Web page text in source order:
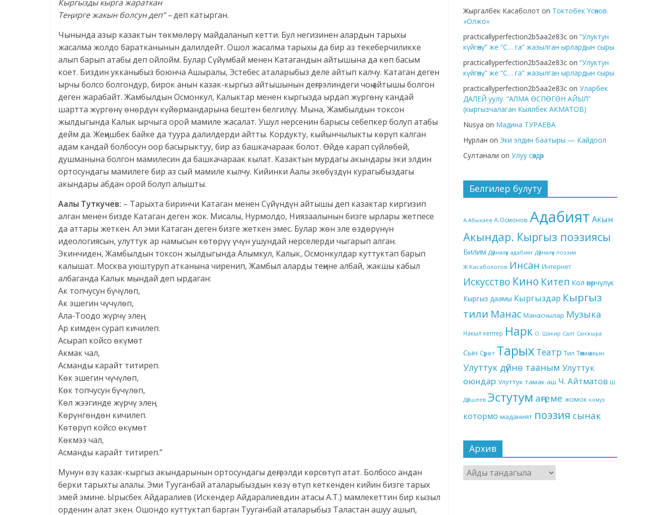
Кыргызды кырга жараткан
Теңирге жакын болсун деп” –деп катырган.
Чынында азыр казактын төкмөлөрү майдаланып кетти. Бул негизинен алардын тарыхы
жасалма жолдо баратканынын далилдейт. Ошол жасалма тарыхы да бир аз текеберчиликке
алып барып атабы деп ойлойм. Булар Сүйүмбай менен Катагандын айтышына да көп басым
коет. Биздин укканыбыз боюнча Ашыралы, Эстебес аталарыбыз деле айтып калчу. Катаган деген
ырчы болсо болгондур, бирок анын казак-кыргыз айтышынын деңгээлиндеги чоң айтышы болгон
деген жарабайт. Жамбылдын Осмонкул, Калыктар менен кыргызда ырдап жүргөнү кандай
шартта жүргөнү өнөрдүн күйөрмандарына бештен белгилүү. Мына, Жамбылдын токсон
жылдыгында Калык ырчыга орой мамиле жасалат. Ушул нерсенин барысы себепкер болуп атабы
дейм да. Жеңишбек байке да туура далилдерди айтты. Кордукту, кыйынчылыкты көрүп калган
адам кандай болбосун оор басырыктуу, бир аз башкачараак болот. Өйдө карап сүйлөбөй,
душманына болгон мамилесин да башкачараак кылат. Казактын мурдагы акындары эки элдин
ортосундагы мамилеге бир аз сый мамиле кылчу. Кийинки Аалы экөбүздүн курагыбыздагы
акындары абдан орой болуп алышты.
Аалы Туткучев: – Тарыхта биринчи Катаган менен Сүйүндүн айтышы деп казактар киргизип
алган менен бизде Катаган деген жок. Мисалы, Нурмолдо, Ниязаалынын бизге ырлары жетпесе
да аттары жеткен. Ал эми Катаган деген бизге жеткен эмес. Булар жөн эле өздөрүнүн
идеологиясын, улуттук ар намысын көтөрүү үчүн ушундай нерселерди чыгарып алган.
Экинчиден, Жамбылдын токсон жылдыгында Алымкул, Калык, Осмонкулдар куттуктап барып
калышат. Москва уюштуруп атканына чиренип, Жамбыл аларды теңине албай, жакшы кабыл
албаганда Калык мындай деп ырдаган:
Ак топчусун бүчүлөп,
Ак эшегин чүчүлөп,
Ала-Тоодо жүрчү элең,
Ар кимден сурап кичилеп.
Асырап койсо өкүмөт
Акмак чал,
Асманды карайт титиреп.
Көк эшегин чүчүлөп,
Көк топчусун бүчүлөп,
Көл жээгинде жүрчү элең
Көрүнгөндөн кичилеп.
Көтөрүп койсо өкүмөт
Көкмээ чал,
Асманды карайт титиреп.”
Мунун өзү казак-кыргыз акындарынын ортосундагы деңгээлди көрсөтүп атат. Болбосо андан
берки тарыхты алалы. Эми Тууганбай аталарыбыздын көзү өтүп кеткенден кийин бизге тарых
эмей эмине. Ырысбек Айдаралиев (Искендер Айдаралиевдин атасы А.Т.) мамлекеттин бир кызыл
орденин алат экен. Ошондо куттуктап барган Тууганбай аталарыбыз Таластан ашуу ашып,
Жыргалбек Касаболот on Токтобек Үсөнов.
«Олжо»
practicallyperfection2b5aa2e83c on “Улуктун
күйгөнү” же “С… га” жазылган ырлардын сыры
practicallyperfection2b5aa2e83c on “Улуктун
күйгөнү” же “С… га” жазылган ырлардын сыры
practicallyperfection2b5aa2e83c on Уларбек
ДАЛЕЙ уулу. “АЛМА ӨСПӨГӨН АЙЫЛ”
(кыргызчалаган Кыялбек АКМАТОВ)
Nusya on Мадина ТУРАЕВА
Нұрлан on Эки элдин баатыры — Кайдоол
Султанали on Улуу сөздөр
Белгилер булуту
А.Абыкаев А.Осмонов Адабият Акын
Акындар. Кыргыз поэзиясы
Билим Дүйнөлүк адабият Дүйнөлүк поэзия
Ж.Касаболотов Инсан Интернет
Искусство Кино Китеп Кол өнөрчүлүк
Кыргыз даамы Кыргыздар Кыргыз
тили Манас Манасчылар Музыка
Накыл кептер Нарк О. Шакир Салт Санжыра
Сын Сүрөт Тарых Театр Тил Төкмө акын
Улуттук дүйнө тааным Улуттук
оюндар Улуттук тамак-аш Ч. Айтматов Ш.
Дүйшеев Эстутум аңгеме жомок комуз
котормо маданият поэзия сынак
Архив
Архив